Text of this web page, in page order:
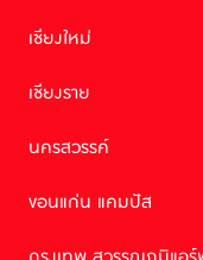
เชียงใหม่
เชียงราย
นครสวรรค์
ขอนแก่น แคมปัส